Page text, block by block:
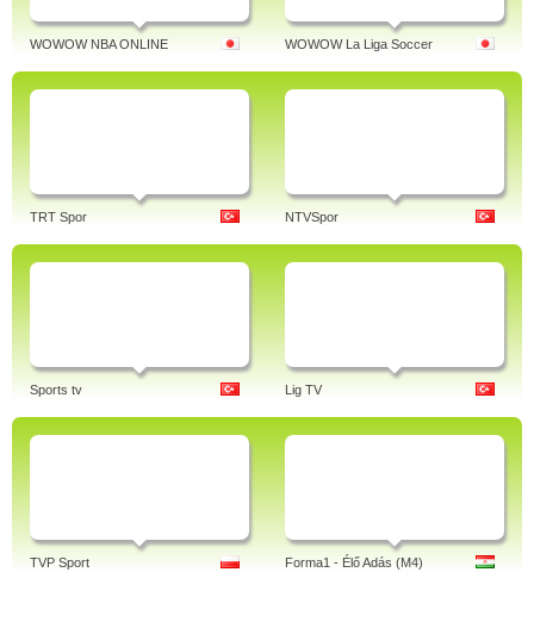
WOWOW NBA ONLINE WOWOW La Liga Soccer
TRT Spor NTVSpor
Sports tv Lig TV
TVP Sport Forma1 - Élő Adás (M4)